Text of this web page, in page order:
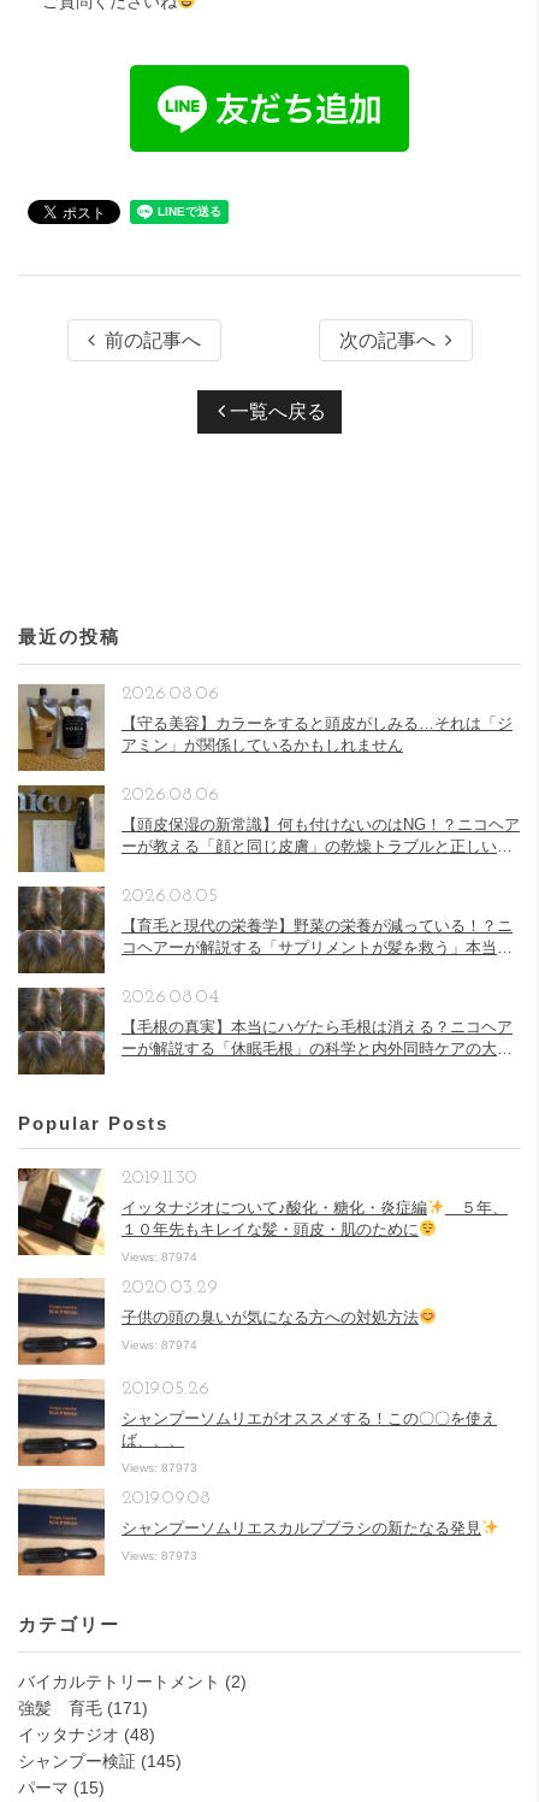
前の記事へ 次の記事へ
一覧へ戻る
最近の投稿
【守る美容】カラーをすると頭皮がしみる…それは「ジ
アミン」が関係しているかもしれません
2026.08.06
【頭皮保湿の新常識】何も付けないのはNG！？ニコヘア
ーが教える「顔と同じ皮膚」の乾燥トラブルと正しい頭
2026.08.06
【育毛と現代の栄養学】野菜の栄養が減っている！？ニ
コヘアーが解説する「サプリメントが髪を救う」本当の
2026.08.05
【毛根の真実】本当にハゲたら毛根は消える？ニコヘア
ーが解説する「休眠毛根」の科学と内外同時ケアの大切
2026.08.04
Popular Posts
イッタナジオについて♪酸化・糖化・炎症編
５年、
１０年先もキレイな髪・頭皮・肌のために
2019.11.30
Views: 87974
子供の頭の臭いが気になる方への対処方法
2020.03.29
Views: 87974
シャンプーソムリエがオススメする！この〇〇を使え
ば、、、
2019.05.26
Views: 87973
シャンプーソムリエスカルプブラシの新たなる発見
2019.09.08
Views: 87973
カテゴリー
バイカルテトリートメント (2)
強髪 育毛 (171)
イッタナジオ (48)
シャンプー検証 (145)
パーマ (15)